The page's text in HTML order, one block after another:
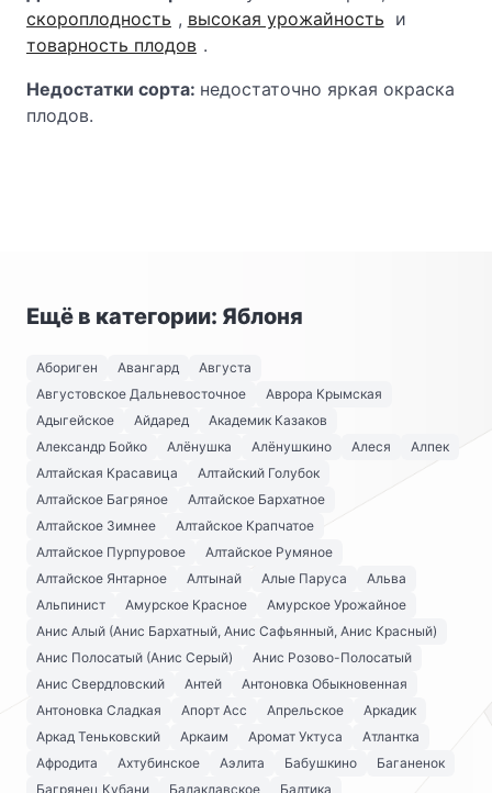
скороплодность , высокая урожайность и
товарность плодов .
Недостатки сорта: недостаточно яркая окраска
плодов.
Ещё в категории: Яблоня
Абориген Авангард
Августа
Августовское Дальневосточное
Аврора Крымская
Адыгейское
Айдаред
Академик Казаков
Александр Бойко
Алёнушка Алёнушкино Алеся
Алпек
Алтайская Красавица
Алтайский Голубок
Алтайское Багряное
Алтайское Бархатное
Алтайское Зимнее
Алтайское Крапчатое
Алтайское Пурпуровое
Алтайское Румяное
Алтайское Янтарное
Алтынай Алые Паруса
Альва
Альпинист
Амурское Красное
Амурское Урожайное
Анис Алый (Анис Бархатный, Анис Сафьянный, Анис Красный)
Анис Полосатый (Анис Серый)
Анис Розово-Полосатый
Анис Свердловский
Антей
Антоновка Обыкновенная
Антоновка Сладкая
Апорт Асс Апрельское
Аркадик
Аркад Теньковский
Аркаим Аромат Уктуса
Атлантка
Афродита
Ахтубинское Аэлита Бабушкино
Баганенок
Багрянец Кубани
Балаклавское
Балтика